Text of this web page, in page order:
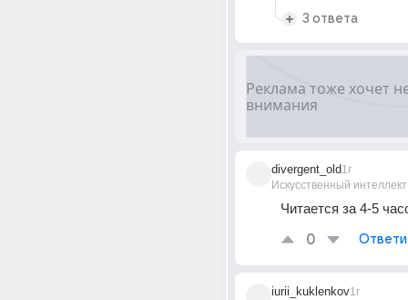
3 ответа
divergent_old
Искусственный интеллект
1г
Читается за 4-5
0
iurii_kuklenkov1г